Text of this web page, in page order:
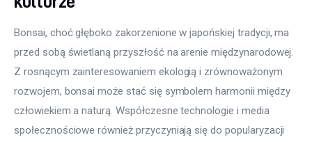
Bonsai, choć głęboko zakorzenione w japońskiej tradycji, ma
przed sobą świetlaną przyszłość na arenie międzynarodowej.
Z rosnącym zainteresowaniem ekologią i zrównoważonym
rozwojem, bonsai może stać się symbolem harmonii między
człowiekiem a naturą. Współczesne technologie i media
społecznościowe również przyczyniają się do popularyzacji